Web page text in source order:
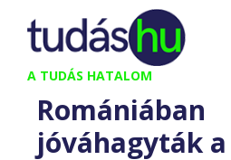
Kilépés
tartalomba
A TUDÁS HATALOM
Romániában
jóváhagyták a